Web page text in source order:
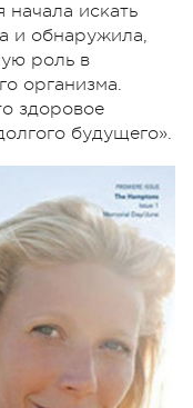
начала искать
и обнаружила,
роль в
организма.
здоровое
будущего».